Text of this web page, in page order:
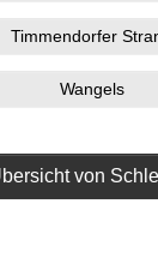
Timmendorfer
Wangels
von